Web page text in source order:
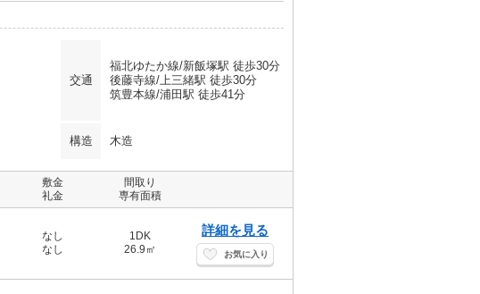
交通
福北ゆたか線/新飯塚駅 徒歩30分
後藤寺線/上三緒駅 徒歩30分
筑豊本線/浦田駅 徒歩41分
構造 木造
敷金
礼金
間取り
専有面積
なし
なし
1DK
26.9㎡
詳細を見る
お気に入り